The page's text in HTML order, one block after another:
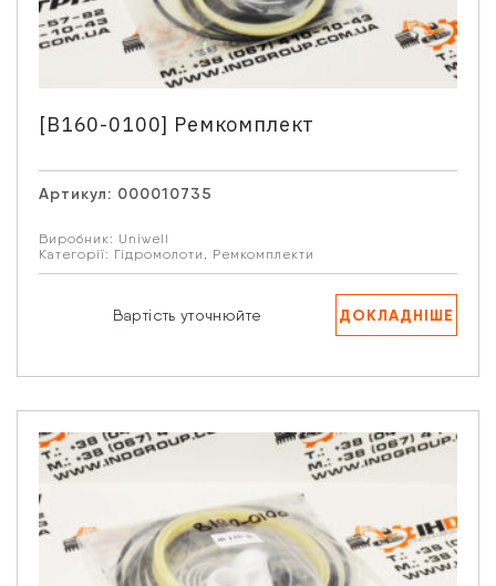
[B160-0100] Ремкомплект
Артикул: 000010735
Виробник: Uniwell
Категорії: Гідромолоти , Ремкомплекти
Вартість уточнюйте ДОКЛАДНІШЕ